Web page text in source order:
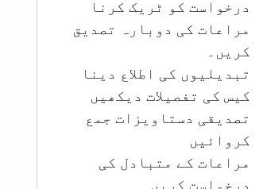
درخواست کو ٹریک کرنا
مراعات کی دوبارہ تصدیق
کریں۔
تبدیلیوں کی اطلاع دینا
کیس کی تفصیلات دیکھیں
تصدیقی دستاویزات جمع
کروائیں
مراعات کے متبادل کی
درخواست کریں